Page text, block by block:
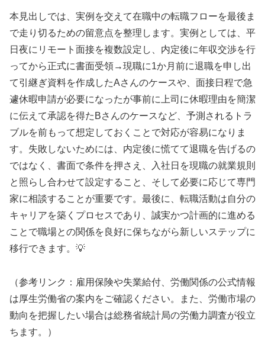
本見出しでは、実例を交えて在職中の転職フローを最後ま
で走り切るための留意点を整理します。実例としては、平
日夜にリモート面接を複数設定し、内定後に年収交渉を行
ってから正式に書面受領→現職に1か月前に退職を申し出
て引継ぎ資料を作成したAさんのケースや、面接日程で急
遽休暇申請が必要になったが事前に上司に休暇理由を簡潔
に伝えて承認を得たBさんのケースなど、予測されるトラ
ブルを前もって想定しておくことで対応が容易になりま
す。失敗しないためには、内定後に慌てて退職を告げるの
ではなく、書面で条件を押さえ、入社日を現職の就業規則
と照らし合わせて設定すること、そして必要に応じて専門
家に相談することが重要です。最後に、転職活動は自分の
キャリアを築くプロセスであり、誠実かつ計画的に進める
ことで職場との関係を良好に保ちながら新しいステップに
移行できます。💡
（参考リンク：雇用保険や失業給付、労働関係の公式情報
は厚生労働省の案内をご確認ください。また、労働市場の
動向を把握したい場合は総務省統計局の労働力調査が役立
ちます。）